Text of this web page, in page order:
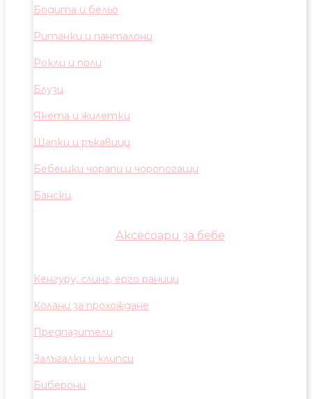
Бодита и бельо
Ританки и панталони
Рокли и поли
Блузи
Якета и жилетки
Шапки и ръкавици
Бебешки чорапи и чоропогащи
Бански
Аксесоари за бебе
Кенгуру, слинг, ерго раници
Колани за прохождане
Предпазители
Залъгалки и клипси
Биберони